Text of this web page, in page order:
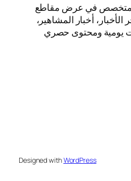
متخصص في عرض مقاطع
الأخبار، أخبار المشاهير،
يومية ومحتوى حصري
Designed withWordPress